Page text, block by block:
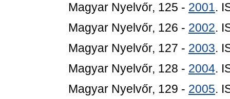
Magyar Nyelvőr, 125 - 2001.
Magyar Nyelvőr, 126 - 2002.
Magyar Nyelvőr, 127 - 2003.
Magyar Nyelvőr, 128 - 2004.
Magyar Nyelvőr, 129 - 2005.